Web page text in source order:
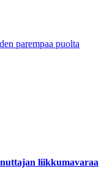
parempaa puolta
liikkumavaraa